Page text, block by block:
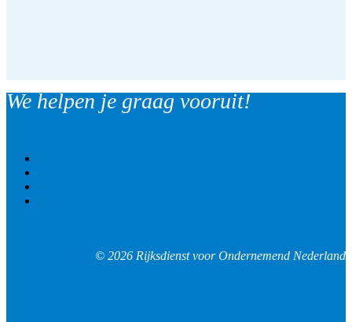
We helpen je graag vooruit!
© 2026 Rijksdienst voor Ondernemend Nederland